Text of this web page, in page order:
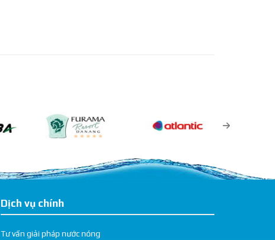
Dịch vụ chính
Tư vấn giải pháp nước nóng